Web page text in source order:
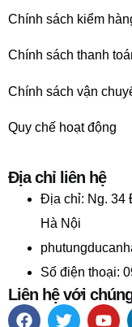
Chính sách kiểm
Chính sách thanh
Chính sách vận
Quy chế hoạt động
Địa chỉ liên hệ
Địa chỉ: Ng. 34
Hà Nội
Số điện thoại:
Liên hệ với